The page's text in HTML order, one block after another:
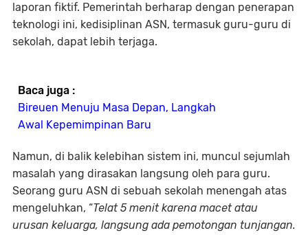
laporan fiktif. Pemerintah berharap dengan penerapan
teknologi ini, kedisiplinan ASN, termasuk guru-guru di
sekolah, dapat lebih terjaga.
Baca juga :
Bireuen Menuju Masa Depan, Langkah
Awal Kepemimpinan Baru
Namun, di balik kelebihan sistem ini, muncul sejumlah
masalah yang dirasakan langsung oleh para guru.
Seorang guru ASN di sebuah sekolah menengah atas
mengeluhkan, “Telat 5 menit karena macet atau
urusan keluarga, langsung ada pemotongan tunjangan.